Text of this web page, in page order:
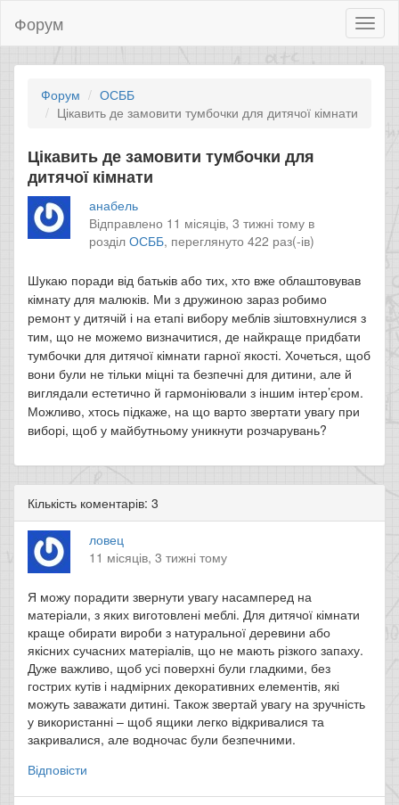
Форум
Форум
ОСББ
Цікавить де замовити тумбочки для дитячої кімнати
Цікавить де замовити тумбочки для
дитячої кімнати
анабель
Відправлено 11 місяців, 3 тижні тому в
розділОСББ, переглянуто 422 раз(-ів)
Шукаю поради від батьків або тих, хто вже облаштовував
кімнату для малюків. Ми з дружиною зараз робимо
ремонт у дитячій і на етапі вибору меблів зіштовхнулися з
тим, що не можемо визначитися, де найкраще придбати
тумбочки для дитячої кімнати гарної якості. Хочеться, щоб
вони були не тільки міцні та безпечні для дитини, але й
виглядали естетично й гармоніювали з іншим інтер’єром.
Можливо, хтось підкаже, на що варто звертати увагу при
виборі, щоб у майбутньому уникнути розчарувань?
Кількість коментарів: 3
ловец
11 місяців, 3 тижні тому
Я можу порадити звернути увагу насамперед на
матеріали, з яких виготовлені меблі. Для дитячої кімнати
краще обирати вироби з натуральної деревини або
якісних сучасних матеріалів, що не мають різкого запаху.
Дуже важливо, щоб усі поверхні були гладкими, без
гострих кутів і надмірних декоративних елементів, які
можуть заважати дитині. Також звертай увагу на зручність
у використанні – щоб ящики легко відкривалися та
закривалися, але водночас були безпечними.
Відповісти